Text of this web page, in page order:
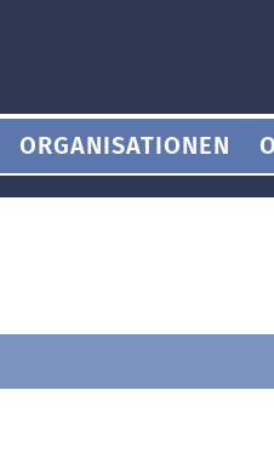
ORGANISATIONEN